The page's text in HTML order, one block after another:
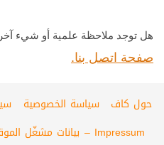
هل توجد ملاحظة علمية أو شيء
صفحة اتصل بنا.
حول كاف سياسة الخصوصية
Impressum – بيانات مشغّل الموقع